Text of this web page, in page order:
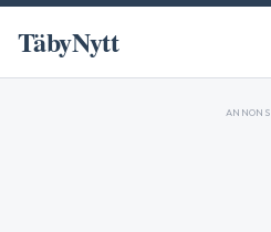
TäbyNytt
ANNONS